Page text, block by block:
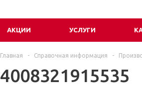
АКЦИИ УСЛУГИ
Главная - Справочная информация -
4008321915535